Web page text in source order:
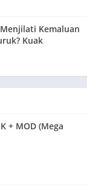
Kemaluan
Kuak
+ MOD (Mega